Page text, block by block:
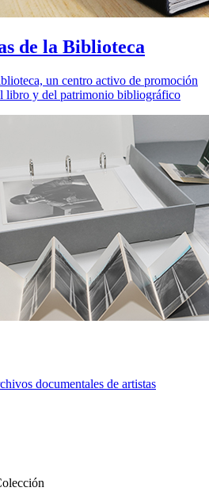
de la Biblioteca
un centro activo de promoción
libro y del patrimonio bibliográfico
documentales de artistas